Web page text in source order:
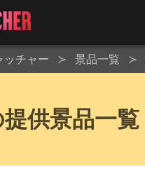
ッチャー 景品一覧
供景品一覧